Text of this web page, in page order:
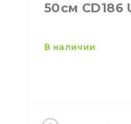
50см CD186
в наличии